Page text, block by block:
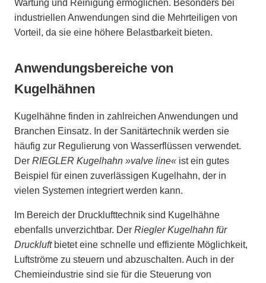
Wartung und Reinigung ermöglichen. Besonders bei
industriellen Anwendungen sind die Mehrteiligen von
Vorteil, da sie eine höhere Belastbarkeit bieten.
Anwendungsbereiche von
Kugelhähnen
Kugelhähne finden in zahlreichen Anwendungen und
Branchen Einsatz. In der Sanitärtechnik werden sie
häufig zur Regulierung von Wasserflüssen verwendet.
Der RIEGLER Kugelhahn »valve line« ist ein gutes
Beispiel für einen zuverlässigen Kugelhahn, der in
vielen Systemen integriert werden kann.
Im Bereich der Drucklufttechnik sind Kugelhähne
ebenfalls unverzichtbar. Der Riegler Kugelhahn für
Druckluftbietet eine schnelle und effiziente Möglichkeit,
Luftströme zu steuern und abzuschalten. Auch in der
Chemieindustrie sind sie für die Steuerung von